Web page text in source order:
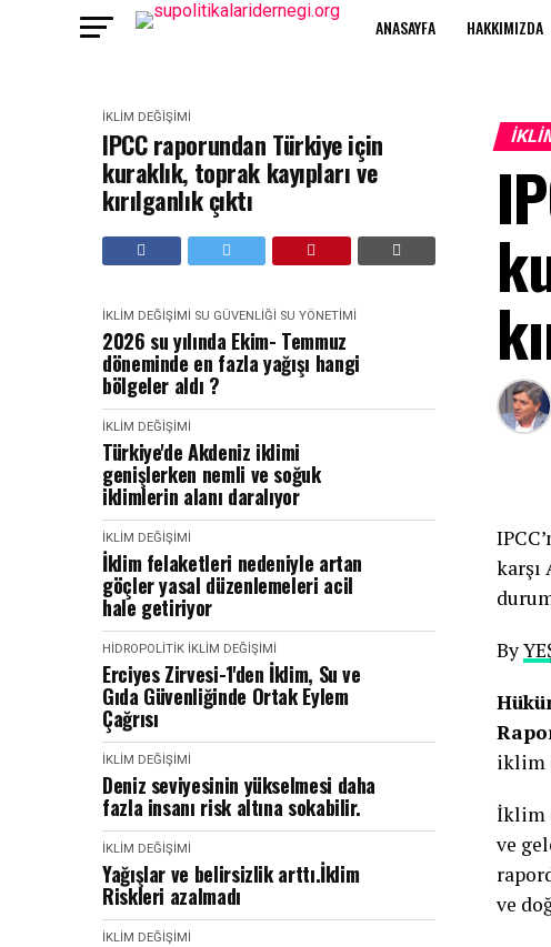
ANASAYFA HAKKIMIZDA
İKLIM DEĞIŞIMI
IPCC raporundan Türkiye için
kuraklık, toprak kayıpları ve
kırılganlık çıktı
İKLIM DEĞIŞIMI SU GÜVENLIĞI SU YÖNETIMI
2026 su yılında Ekim- Temmuz
döneminde en fazla yağışı hangi
bölgeler aldı ?
İKLIM DEĞIŞIMI
Türkiye'de Akdeniz iklimi
genişlerken nemli ve soğuk
iklimlerin alanı daralıyor
İKLIM DEĞIŞIMI
İklim felaketleri nedeniyle artan
göçler yasal düzenlemeleri acil
hale getiriyor
HIDROPOLITIK İKLIM DEĞIŞIMI
Erciyes Zirvesi-1'den İklim, Su ve
Gıda Güvenliğinde Ortak Eylem
Çağrısı
İKLIM DEĞIŞIMI
Deniz seviyesinin yükselmesi daha
fazla insanı risk altına sokabilir.
İKLIM DEĞIŞIMI
Yağışlar ve belirsizlik arttı.İklim
Riskleri azalmadı
İKLIM DEĞIŞIMI
karşı
By
iklim
İklim
ve
ve